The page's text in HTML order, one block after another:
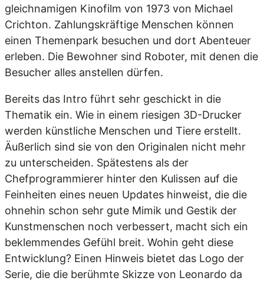
gleichnamigen Kinofilm von 1973 von Michael
Crichton. Zahlungskräftige Menschen können
einen Themenpark besuchen und dort Abenteuer
erleben. Die Bewohner sind Roboter, mit denen die
Besucher alles anstellen dürfen.
Bereits das Intro führt sehr geschickt in die
Thematik ein. Wie in einem riesigen 3D-Drucker
werden künstliche Menschen und Tiere erstellt.
Äußerlich sind sie von den Originalen nicht mehr
zu unterscheiden. Spätestens als der
Chefprogrammierer hinter den Kulissen auf die
Feinheiten eines neuen Updates hinweist, die die
ohnehin schon sehr gute Mimik und Gestik der
Kunstmenschen noch verbessert, macht sich ein
beklemmendes Gefühl breit. Wohin geht diese
Entwicklung? Einen Hinweis bietet das Logo der
Serie, die die berühmte Skizze von Leonardo da